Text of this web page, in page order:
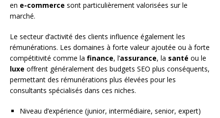
en e-commerce sont particulièrement valorisées sur le
marché.
Le secteur d’activité des clients influence également les
rémunérations. Les domaines à forte valeur ajoutée ou à forte
compétitivité comme la finance, l’assurance, la santé ou le
luxe offrent généralement des budgets SEO plus conséquents,
permettant des rémunérations plus élevées pour les
consultants spécialisés dans ces niches.
Niveau d’expérience (junior, intermédiaire, senior, expert)